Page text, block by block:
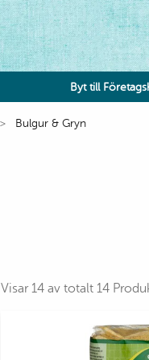
Byt till
Bulgur & Gryn
Visar 14 av totalt 14